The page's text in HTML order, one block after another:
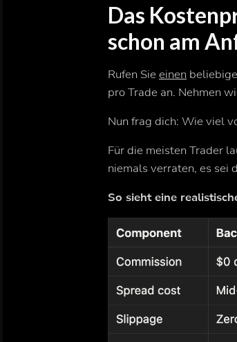
Das
schon am
Rufen Sieeinen
pro Trade an. Nehmen
Nun frag dich: Wie viel
Für die meisten Trader
niemals verraten, es sei
So sieht eine